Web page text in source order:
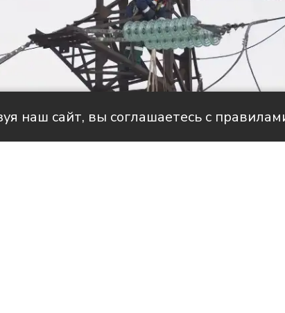
наш сайт, вы соглашаетесь с